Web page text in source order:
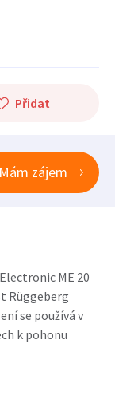
Přidat
Mám zájem
ME 20
Rüggeberg
se používá v
k pohonu